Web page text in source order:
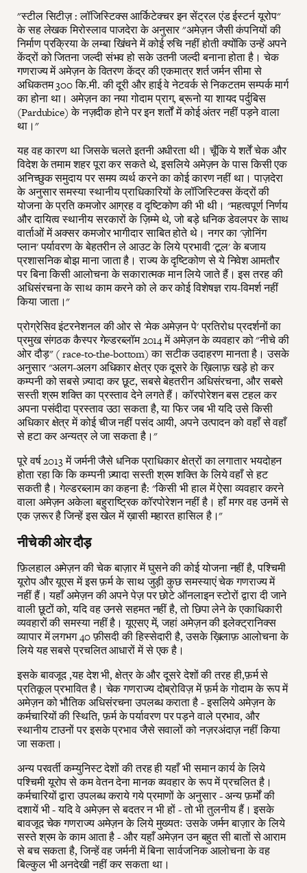
"स्टील सिटीज़ : लॉजिस्टिक्स आर्किटेक्चर इन सेंट्रल एंड ईस्टर्न यूरोप"
के सह लेखक मिरोस्लाव पाजदेरा के अनुसार "अमेज़न जैसी कंपनियों की
निर्माण प्रक्रिया के लम्बा खिंचने में कोई रुचि नहीं होती क्योंकि उन्हें अपने
केंद्रों को जितना जल्दी संभव हो सके उतनी जल्दी बनाना होता है। चेक
गणराज्य में अमेज़न के वितरण केंद्र की एकमात्र शर्त जर्मन सीमा से
अधिकतम 300 कि.मी. की दूरी और हाई वे नेटवर्क से निकटतम सम्पर्क मार्ग
का होना था। अमेज़न का नया गोदाम प्राग, ब्रूनो या शायद पर्दुबिस
(Pardubice) के नज़दीक होने पर इन शर्तों में कोई अंतर नहीं पड़ने वाला
था।"
यह वह कारण था जिसके चलते इतनी अधीरता थी। चूँकि ये शर्तें चेक और
विदेश के तमाम शहर पूरा कर सकते थे, इसलिये अमेज़न के पास किसी एक
अनिच्छुक समुदाय पर समय व्यर्थ करने का कोई कारण नहीं था। पाज़देरा
के अनुसार समस्या स्थानीय प्राधिकारियों के लॉजिस्टिक्स केंद्रों की
योजना के प्रति कमजोर आग्रह व दृष्टिकोण की भी थी। "महत्वपूर्ण निर्णय
और दायित्व स्थानीय सरकारों के ज़िम्मे थे, जो बड़े धनिक डेवलपर के साथ
वार्ताओं में अक्सर कमजोर भागीदार साबित होते थे। नगर का 'ज़ोनिंग
प्लान' पर्यावरण के बेहतरीन ले आउट के लिये प्रभावी 'टूल' के बजाय
प्रशासनिक बोझ माना जाता है। राज्य के दृष्टिकोण से ये निवेश आमतौर
पर बिना किसी आलोचना के सकारात्मक मान लिये जाते हैं। इस तरह की
अधिसंरचना के साथ काम करने को ले कर कोई विशेषज्ञ राय-विमर्श नहीं
किया जाता।"
प्रोग्रेसिव इंटरनेशनल की ओर से 'मेक अमेज़न पे' प्रतिरोध प्रदर्शनों का
प्रमुख संगठक कैस्पर गेल्डरब्लॉम 2014 में अमेज़न के व्यवहार को "नीचे की
ओर दौड़" ( race-to-the-bottom) का सटीक उदाहरण मानता है। उसके
अनुसार "अलग-अलग अधिकार क्षेत्र एक दूसरे के ख़िलाफ़ खड़े हो कर
कम्पनी को सबसे ज़्यादा कर छूट, सबसे बेहतरीन अधिसंरचना, और सबसे
सस्ती श्रम शक्ति का प्रस्ताव देने लगते हैं। कॉरपोरेशन बस टहल कर
अपना पसंदीदा प्रस्ताव उठा सकता है, या फिर जब भी यदि उसे किसी
अधिकार क्षेत्र में कोई चीज नहीं पसंद आयी, अपने उत्पादन को वहाँ से वहाँ
से हटा कर अन्यत्र ले जा सकता है।"
पूरे वर्ष 2013 में जर्मनी जैसे धनिक प्राधिकार क्षेत्रों का लगातार भयदोहन
होता रहा कि कि कम्पनी ज़्यादा सस्ती श्रम शक्ति के लिये वहाँ से हट
सकती है। गेल्डरब्लाम का कहना है: "किसी भी हाल में ऐसा व्यवहार करने
वाला अमेज़न अकेला बहुराष्ट्रिक कॉरपोरेशन नहीं है। हाँ मगर वह उनमें से
एक ज़रूर है जिन्हें इस खेल में ख़ासी महारत हासिल है।"
नीचे की ओर दौड़
फ़िलहाल अमेज़न की चेक बाज़ार में घुसने की कोई योजना नहीं है, पश्चिमी
यूरोप और यूएस में इस फ़र्म के साथ जुड़ी कुछ समस्याएं चेक गणराज्य में
नहीं हैं। यहाँ अमेज़न की अपने पेज़ पर छोटे ऑनलाइन स्टोरों द्वारा दी जाने
वाली छूटों को, यदि वह उनसे सहमत नहीं है, तो छिपा लेने के एकाधिकारी
व्यवहारों की समस्या नहीं है। यूएसए में, जहां अमेज़न की इलेक्ट्रानिक्स
व्यापार में लगभग 40 फ़ीसदी की हिस्सेदारी है, उसके ख़िलाफ़ आलोचना के
लिये यह सबसे प्रचलित आधारों में से एक है।
इसके बावजूद ,यह देश भी, क्षेत्र के और दूसरे देशों की तरह ही,फ़र्म से
प्रतिकूल प्रभावित है। चेक गणराज्य दोब्रोविज़ में फ़र्म के गोदाम के रूप में
अमेज़न को भौतिक अधिसंरचना उपलब्ध कराता है - इसलिये अमेज़न के
कर्मचारियों की स्थिति, फ़र्म के पर्यावरण पर पड़ने वाले प्रभाव, और
स्थानीय टाउनों पर इसके प्रभाव जैसे सवालों को नज़रअंदाज़ नहीं किया
जा सकता।
अन्य परवर्ती कम्युनिस्ट देशों की तरह ही यहाँ भी समान कार्य के लिये
पश्चिमी यूरोप से कम वेतन देना मानक व्यवहार के रूप में प्रचलित है।
कर्मचारियों द्वारा उपलब्ध कराये गये प्रमाणों के अनुसार - अन्य फ़र्मों की
दशायें भी - यदि वे अमेज़न से बदतर न भी हों - तो भी तुलनीय हैं। इसके
बावजूद चेक गणराज्य अमेज़न के लिये मुख्यतः उसके जर्मन बाज़ार के लिये
सस्ते श्रम के काम आता है - और यहाँ अमेज़न उन बहुत सी बातों से आराम
से बच सकता है, जिन्हें वह जर्मनी में बिना सार्वजनिक आलोचना के वह
बिल्कुल भी अनदेखी नहीं कर सकता था।